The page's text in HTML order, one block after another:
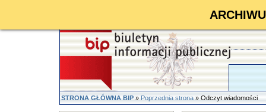
STRONA GŁÓWNA BIP»Poprzednia strona» Odczyt wiadomości